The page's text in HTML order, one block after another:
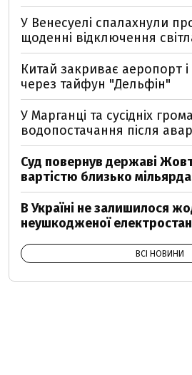
У Венесуелі спалахнули
щоденні відключення
Китай закриває аеропорт
через тайфун "Дельфін"
У Марганці та сусідніх
водопостачання після
Суд повернув державі
вартістю близько мільярда
В Україні не залишилося
неушкодженої
ВСІ НОВИНИ